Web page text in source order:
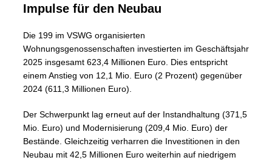
Impulse für den Neubau
Die 199 im VSWG organisierten
Wohnungsgenossenschaften investierten im Geschäftsjahr
2025 insgesamt 623,4 Millionen Euro. Dies entspricht
einem Anstieg von 12,1 Mio. Euro (2 Prozent) gegenüber
2024 (611,3 Millionen Euro).
Der Schwerpunkt lag erneut auf der Instandhaltung (371,5
Mio. Euro) und Modernisierung (209,4 Mio. Euro) der
Bestände. Gleichzeitig verharren die Investitionen in den
Neubau mit 42,5 Millionen Euro weiterhin auf niedrigem